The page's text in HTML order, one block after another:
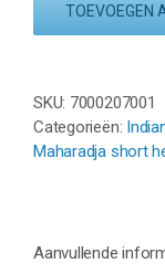
MEN
INCH
-
WHITE
TOEVOEGEN
SKU: 7000207001
Categorieën:
Maharadja short
Aanvullende